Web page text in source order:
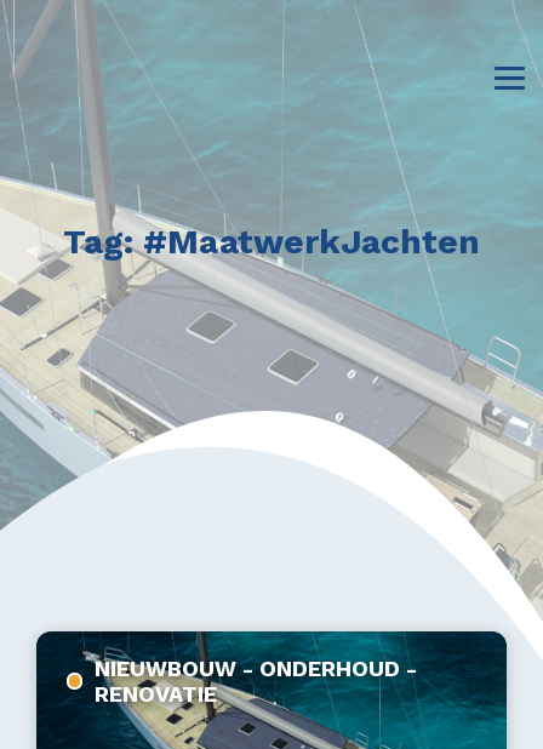
Tag:#MaatwerkJachten
NIEUWBOUW - ONDERHOUD -
RENOVATIE